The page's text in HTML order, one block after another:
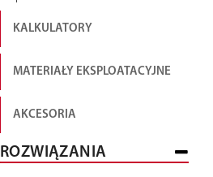
KALKULATORY
MATERIAŁY EKSPLOATACYJNE
AKCESORIA
ROZWIĄZANIA